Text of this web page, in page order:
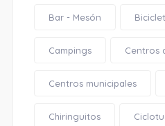
Bar - Mesón
Campings Centros
Centros municipales
Chiringuitos